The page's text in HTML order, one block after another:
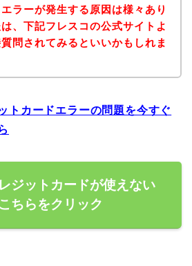
エラーが発生する原因は様々あり
、下記フレスコの公式サイトよ
問されてみるといいかもしれま
トカードエラーの問題を今すぐ
ジットカードが使えない
ちらをクリック